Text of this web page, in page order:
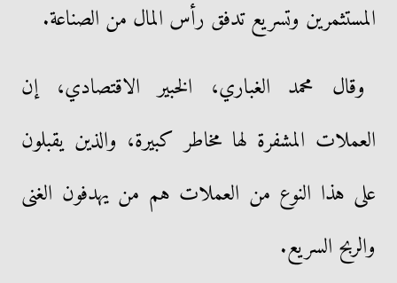
المستثمرين وتسريع تدفق رأس المال من الصناعة.
وقال محمد الغباري، الخبير الاقتصادي، إن
العملات المشفرة لها مخاطر كبيرة، والذين يقبلون
على هذا النوع من العملات هم من يهدفون الغنى
والربح السريع.